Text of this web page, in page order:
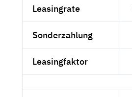
Leasingrate
Sonderzahlung
Leasingfaktor